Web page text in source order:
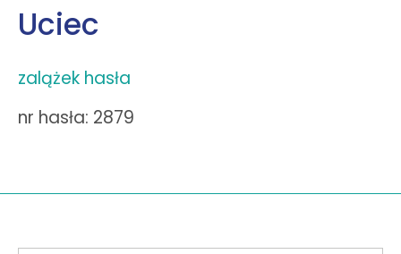
Uciec
zalążek hasła
nr hasła: 2879